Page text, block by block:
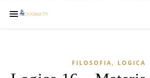
FILOSOFIA, LOGICA